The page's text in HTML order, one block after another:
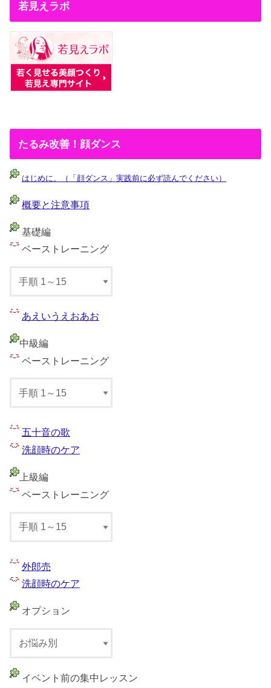
若見えラボ
たるみ改善！顔ダンス
はじめに。（「顔ダンス」実践前に必ず読んでください）
概要と注意事項
基礎編
ベーストレーニング
あえいうえおあお
中級編
ベーストレーニング
五十音の歌
洗顔時のケア
上級編
ベーストレーニング
外郎売
洗顔時のケア
オプション
イベント前の集中レッスン